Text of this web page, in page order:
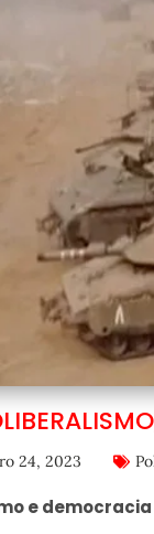
24, 2023
e democracia